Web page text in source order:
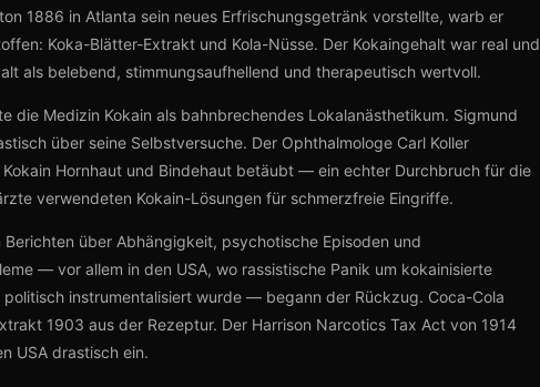
1886 in Atlanta sein neues Erfrischungsgetränk vorstellte, warb er
Koka-Blätter-Extrakt und Kola-Nüsse. Der Kokaingehalt war real und
als belebend, stimmungsaufhellend und therapeutisch wertvoll.
die Medizin Kokain als bahnbrechendes Lokalanästhetikum. Sigmund
über seine Selbstversuche. Der Ophthalmologe Carl Koller
Hornhaut und Bindehaut betäubt — ein echter Durchbruch für die
verwendeten Kokain-Lösungen für schmerzfreie Eingriffe.
Berichten über Abhängigkeit, psychotische Episoden und
— vor allem in den USA, wo rassistische Panik um kokainisierte
instrumentalisiert wurde — begann der Rückzug. Coca-Cola
1903 aus der Rezeptur. Der Harrison Narcotics Tax Act von 1914
USA drastisch ein.